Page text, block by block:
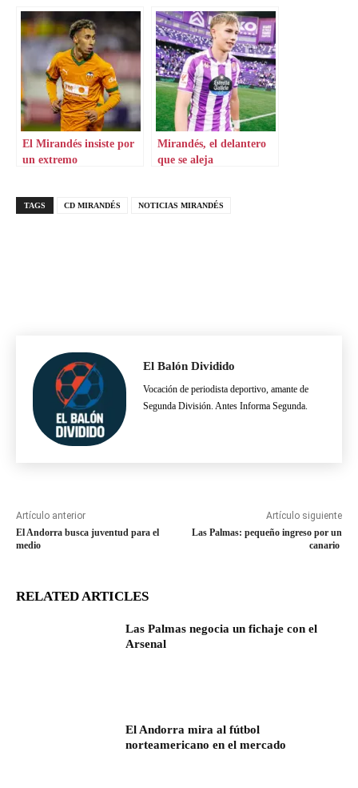
El Mirandés insiste por
un extremo
Mirandés, el delantero
que se aleja
TAGS CD MIRANDÉS NOTICIAS MIRANDÉS
El Balón Dividido
Vocación de periodista deportivo, amante de
Segunda División. Antes Informa Segunda.
Artículo anterior
El Andorra busca juventud para el
medio
Artículo siguiente
Las Palmas: pequeño ingreso por un
canario
RELATED ARTICLES
Las Palmas negocia un fichaje con el
Arsenal
El Andorra mira al fútbol
norteamericano en el mercado